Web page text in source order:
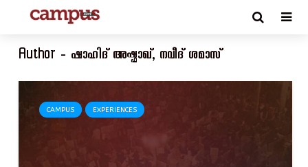
Author - ഷാഹിദ് അഷ്ഫാഖ്, നവീദ് ശമാസ്
CAMPUS EXPERIENCES